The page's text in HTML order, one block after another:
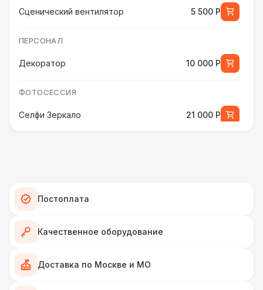
Сценический вентилятор 5 500 Р
ПЕРСОНАЛ
Декоратор 10 000 Р
ФОТОСЕССИЯ
Селфи Зеркало 21 000 Р
ФОТОСЕССИЯ
Грузчики
Постоплата
Качественное оборудование
Доставка по Москве и МО